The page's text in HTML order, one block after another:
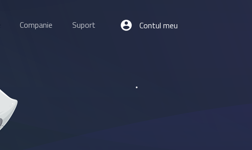
Companie Suport Contul meu